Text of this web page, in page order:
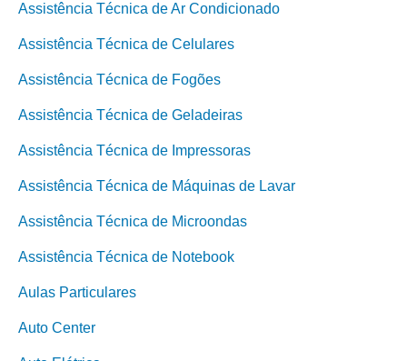
Assistência Técnica de Ar Condicionado
Assistência Técnica de Celulares
Assistência Técnica de Fogões
Assistência Técnica de Geladeiras
Assistência Técnica de Impressoras
Assistência Técnica de Máquinas de Lavar
Assistência Técnica de Microondas
Assistência Técnica de Notebook
Aulas Particulares
Auto Center